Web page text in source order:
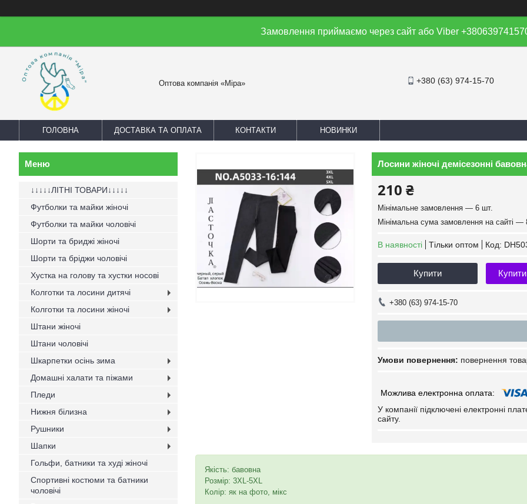
Замовлення приймаємо через сайт або Viber
Оптова компанія «Міра» +380 (63) 974-15-70
ГОЛОВНА ДОСТАВКА ТА ОПЛАТА КОНТАКТИ НОВИНКИ
Лосини жіночі демісезонні
210 ₴
Мінімальне замовлення — 6 шт.
Мінімальна сума замовлення на сайті —
В наявності Тільки оптом Код:
Купити
+380 (63) 974-15-70
повернення
У компанії підключені електронні
сайту.
Якість: бавовна
Розмір: 3XL-5XL
Колір: як на фото, мікс
↓↓↓↓↓ЛІТНІ ТОВАРИ↓↓↓↓↓
Футболки та майки жіночі
Футболки та майки чоловічі
Шорти та бриджі жіночі
Шорти та бріджи чоловічі
Хустка на голову та хустки носові
Колготки та лосини дитячі
Колготки та лосини жіночі
Штани жіночі
Штани чоловічі
Шкарпетки осінь зима
Домашні халати та піжами
Пледи
Нижня білизна
Рушники
Шапки
Гольфи, батники та худі жіночі
Спортивні костюми та батники
чоловічі